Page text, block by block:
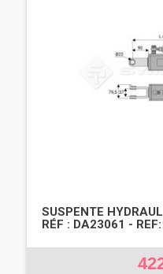
SUSPENTE
RÉF : DA23061 -